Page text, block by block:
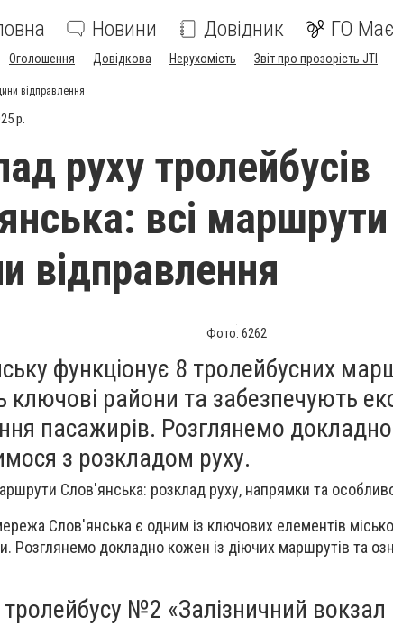
Новини Довідник ГО
Оголошення Довідкова Нерухомість Звіт про прозорість JTI
відправлення
р.
руху тролейбусів
всі
відправлення
Фото: 6262
функціонує 8 тролейбусних
ключові райони та забезпечують
пасажирів. Розглянемо
з розкладом руху.
Слов'янська: розклад руху, напрямки та
Слов'янська є одним із ключових елементів
Розглянемо докладно кожен із діючих маршрутів та
№2 «Залізничний вокзал